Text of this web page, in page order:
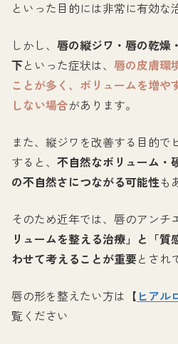
といった目的には非常に有効な
しかし、 唇の縦ジワ・唇の乾燥
下といった症状は、 唇の皮膚環
ことが多く、ボリュームを増や
しない場合があります。
また、縦ジワを改善する目的で
すると、 不自然なボリューム・
の不自然さにつながる可能性も
そのため近年では、唇のアンチ
リュームを整える治療」と「
わせて考えることが重要とされ
唇の形を整えたい方は【 ヒアル
覧ください